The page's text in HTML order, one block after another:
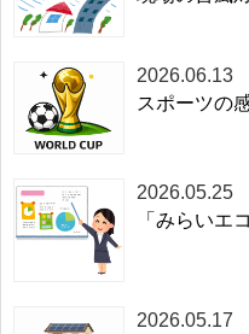
2026.06.13
スポーツの
2026.05.25
「みらいエ
2026.05.17